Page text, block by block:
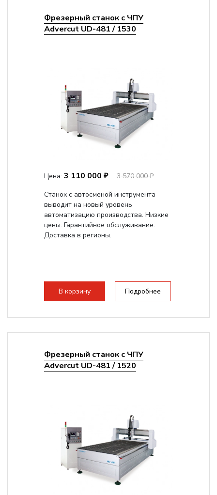
Фрезерный станок с ЧПУ
Advercut UD-481 / 1530
Цена: 3 110 000 ₽
3 570 000 ₽
Станок с автосменой инструмента
выводит на новый уровень
автоматизацию производства. Низкие
цены. Гарантийное обслуживание.
Доставка в регионы.
В корзину Подробнее
Фрезерный станок с ЧПУ
Advercut UD-481 / 1520